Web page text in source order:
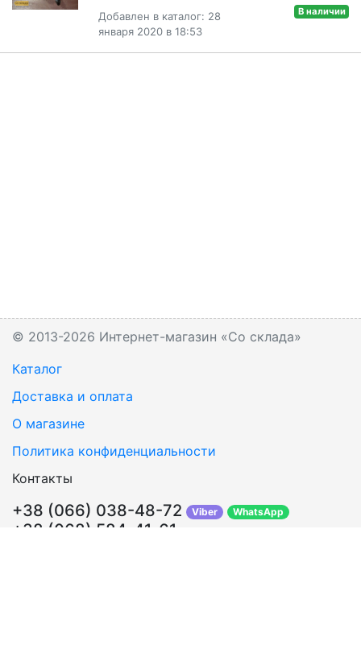
Добавлен в каталог: 28
января 2020 в 18:53
В наличии
© 2013-2026 Интернет-магазин «Со склада»
Каталог
Доставка и оплата
О магазине
Политика конфиденциальности
Контакты
+38 (066) 038-48-72 Viber WhatsApp
+38 (068) 584-41-61